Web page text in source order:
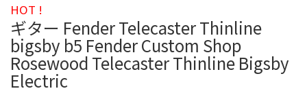
HOT !
ギター Fender Telecaster Thinline
bigsby b5 Fender Custom Shop
Rosewood Telecaster Thinline Bigsby
Electric